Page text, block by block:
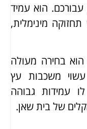
הוא עמיד
מינימלית,
בחירה מעולה
עשוי משכבות עץ
עמידות גבוהה
של בית שאן.